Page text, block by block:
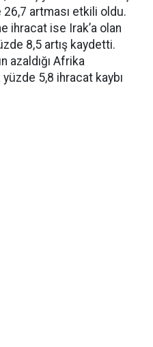
26,7 artması etkili oldu.
ihracat ise Irak’a olan
8,5 artış kaydetti.
azaldığı Afrika
5,8 ihracat kaybı